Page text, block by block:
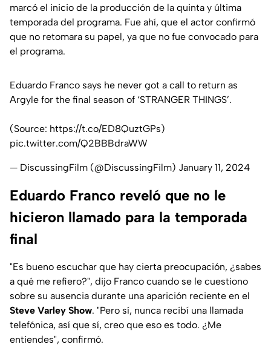
marcó el inicio de la producción de la quinta y última
temporada del programa. Fue ahí, que el actor confirmó
que no retomara su papel, ya que no fue convocado para
el programa.
Eduardo Franco says he never got a call to return as
Argyle for the final season of ‘STRANGER THINGS’.
(Source: https://t.co/ED8QuztGPs)
pic.twitter.com/Q2BBBdraWW
— DiscussingFilm (@DiscussingFilm) January 11, 2024
Eduardo Franco reveló que no le
hicieron llamado para la temporada
final
"Es bueno escuchar que hay cierta preocupación, ¿sabes
a qué me refiero?", dijo Franco cuando se le cuestiono
sobre su ausencia durante una aparición reciente en el
Steve Varley Show. "Pero sí, nunca recibí una llamada
telefónica, así que sí, creo que eso es todo. ¿Me
entiendes", confirmó.